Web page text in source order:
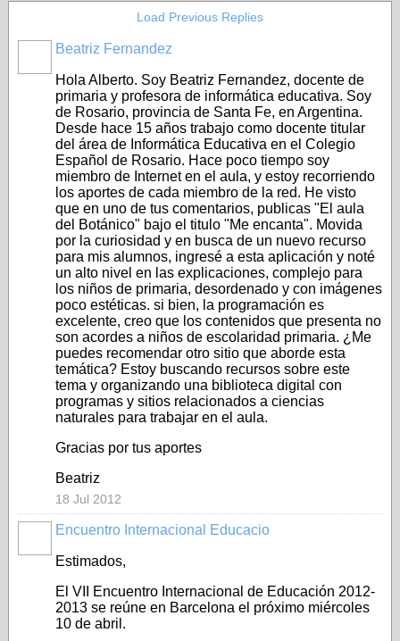
Load Previous Replies
Beatriz Fernandez
Hola Alberto. Soy Beatriz Fernandez, docente de
primaria y profesora de informática educativa. Soy
de Rosario, provincia de Santa Fe, en Argentina.
Desde hace 15 años trabajo como docente titular
del área de Informática Educativa en el Colegio
Español de Rosario. Hace poco tiempo soy
miembro de Internet en el aula, y estoy recorriendo
los aportes de cada miembro de la red. He visto
que en uno de tus comentarios, publicas "El aula
del Botánico" bajo el titulo "Me encanta". Movida
por la curiosidad y en busca de un nuevo recurso
para mis alumnos, ingresé a esta aplicación y noté
un alto nivel en las explicaciones, complejo para
los niños de primaria, desordenado y con imágenes
poco estéticas. si bien, la programación es
excelente, creo que los contenidos que presenta no
son acordes a niños de escolaridad primaria. ¿Me
puedes recomendar otro sitio que aborde esta
temática? Estoy buscando recursos sobre este
tema y organizando una biblioteca digital con
programas y sitios relacionados a ciencias
naturales para trabajar en el aula.
Gracias por tus aportes
Beatriz
18 Jul 2012
Encuentro Internacional Educacio
Estimados,
El VII Encuentro Internacional de Educación 2012-
2013 se reúne en Barcelona el próximo miércoles
10 de abril.